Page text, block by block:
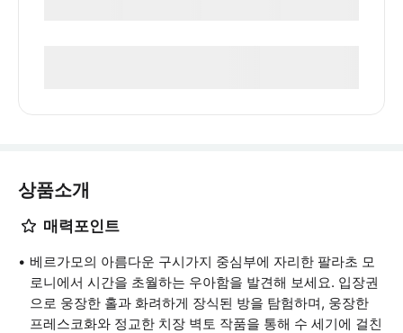
상품소개
매력포인트
베르가모의 아름다운 구시가지 중심부에 자리한 팔라초 모
로니에서 시간을 초월하는 우아함을 발견해 보세요. 입장권
으로 웅장한 홀과 화려하게 장식된 방을 탐험하며, 웅장한
프레스코화와 정교한 치장 벽토 작품을 통해 수 세기에 걸친